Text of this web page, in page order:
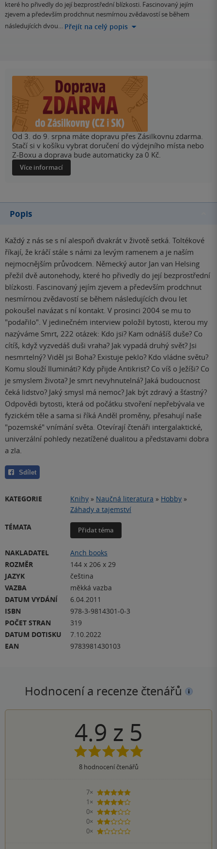
které ho přivedly do její bezprostřední blízkosti. Fascinovaný jejím
zjevem a především prodchnut nesmírnou zvědavostí se během
následujících dvou… Přejít na celý popis
Od 3. do 9. srpna máte dopravu přes Zásilkovnu zdarma.
Stačí si v košíku vybrat doručení do výdejního místa nebo
Z-Boxu a doprava bude automaticky za 0 Kč.
Více informací
Popis
Každý z nás se s ní alespoň dvakrát v životě setká. Toltékové
říkají, že kráčí stále s námi za levým ramenem a je naším
nejmocnějším průvodcem. Německý autor Jan van Helsing
přežil dvě autonehody, které ho přivedly do její bezprostřední
blízkosti. Fascinovaný jejím zjevem a především prodchnut
nesmírnou zvědavostí se během následujících dvou let
pokoušel navázat s ní kontakt. V prosinci 2004 se mu to
"podařilo". V jedinečném interview položil bytosti, kterou my
nazýváme Smrt, 222 otázek: Kdo jsi? Kam odnášíš duše? Co
cítíš, když vyzvedáš duši vraha? Jak vypadá druhý svět? Jsi
nesmrtelný? Viděl jsi Boha? Existuje peklo? Kdo vládne světu?
Komu slouží Ilumináti? Kdy přijde Antikrist? Co víš o Ježíši? Co
je smyslem života? Je smrt nevyhnutelná? Jaká budoucnost
čeká lidstvo? Jaký smysl má nemoc? Jak být zdravý a šťastný?
Odpovědi bytosti, která od počátku stvoření nepřebývala ve
fyzickém těle a sama si říká Anděl proměny, přesahují naše
"pozemské" vnímání světa. Otevírají čtenáři intergalaktické,
univerzální pohledy nezatížené dualitou a představami dobra
a zla.
Sdílet
KATEGORIE Knihy » Naučná literatura » Hobby »
Záhady a tajemství
TÉMATA
Přidat téma
NAKLADATEL
Anch books
ROZMĚR
144 x 206 x 29
JAZYK
čeština
VAZBA
měkká vazba
DATUM VYDÁNÍ
6.04.2011
ISBN
978-3-9814301-0-3
POČET STRAN
319
DATUM DOTISKU
7.10.2022
EAN
9783981430103
Hodnocení a recenze čtenářů
4.9 z 5
8hodnocení čtenářů
7×
5 hvězdiček
1×
4 hvězdičky
0×
3 hvězdičky
0×
2 hvězdičky
0×
1 hvezdička